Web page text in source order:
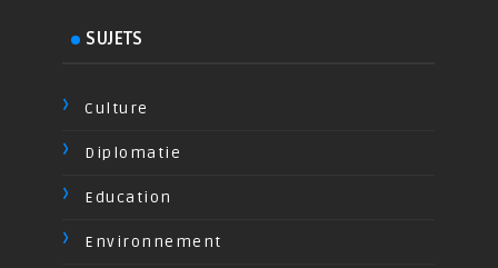
SUJETS
Culture
Diplomatie
Education
Environnement